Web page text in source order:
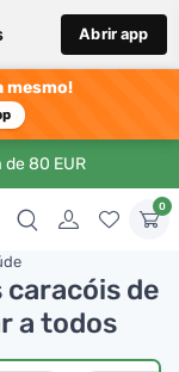
Abrir app
mesmo!
80 EUR
0
de
a todos